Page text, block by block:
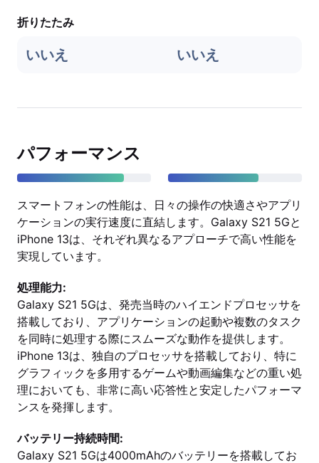
折りたたみ
いいえ いいえ
パフォーマンス
スマートフォンの性能は、日々の操作の快適さやアプリ
ケーションの実行速度に直結します。Galaxy S21 5Gと
iPhone 13は、それぞれ異なるアプローチで高い性能を
実現しています。
処理能力:
Galaxy S21 5Gは、発売当時のハイエンドプロセッサを
搭載しており、アプリケーションの起動や複数のタスク
を同時に処理する際にスムーズな動作を提供します。
iPhone 13は、独自のプロセッサを搭載しており、特に
グラフィックを多用するゲームや動画編集などの重い処
理においても、非常に高い応答性と安定したパフォーマ
ンスを発揮します。
バッテリー持続時間:
Galaxy S21 5Gは4000mAhのバッテリーを搭載してお